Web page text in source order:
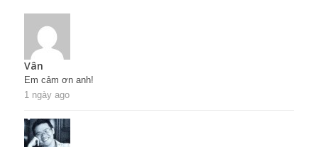
Vân
Em cảm ơn anh!
1 ngày ago